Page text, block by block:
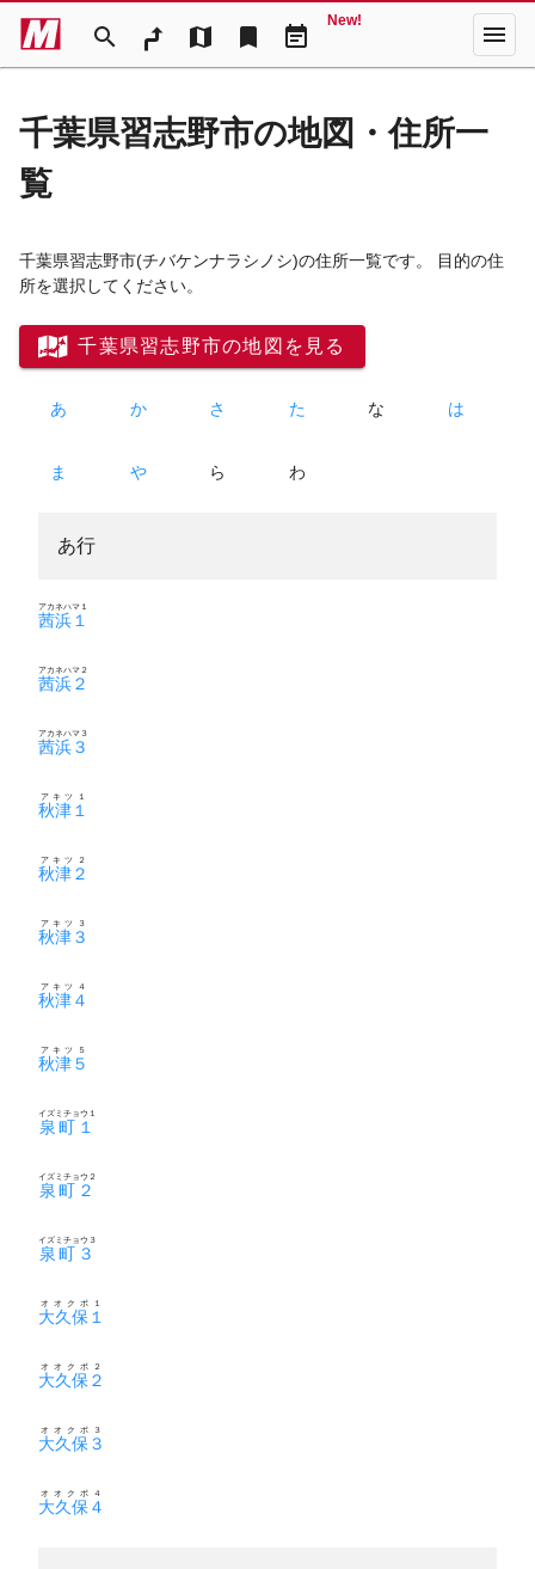
search map bookmark event_note
New! menu
千葉県習志野市の地図・住所一
覧
千葉県習志野市(チバケンナラシノシ)の住所一覧です。 目的の住
所を選択してください。
千葉県習志野市の地図を見る
あ か さ た な は
ま や ら わ
あ行
茜浜１
アカネハマ１
茜浜２
アカネハマ２
茜浜３
アカネハマ３
秋津１
アキツ１
秋津２
アキツ２
秋津３
アキツ３
秋津４
アキツ４
秋津５
アキツ５
泉町１
イズミチョウ１
泉町２
イズミチョウ２
泉町３
イズミチョウ３
大久保１
オオクボ１
大久保２
オオクボ２
大久保３
オオクボ３
大久保４
オオクボ４